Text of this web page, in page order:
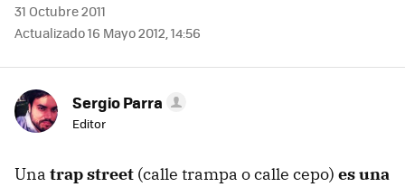
31 Octubre 2011
Actualizado 16 Mayo 2012, 14:56
Sergio Parra
Editor
Una trap street (calle trampa o calle cepo) es una